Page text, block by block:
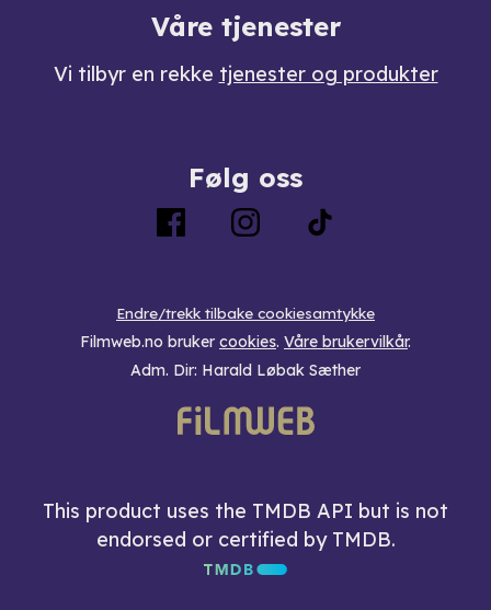
Våre tjenester
Vi tilbyr en rekke tjenester og produkter
Følg oss
Endre/trekk tilbake cookiesamtykke
Filmweb.no bruker cookies. Våre brukervilkår.
Adm. Dir: Harald Løbak Sæther
This product uses the TMDB API but is not
endorsed or certified by TMDB.